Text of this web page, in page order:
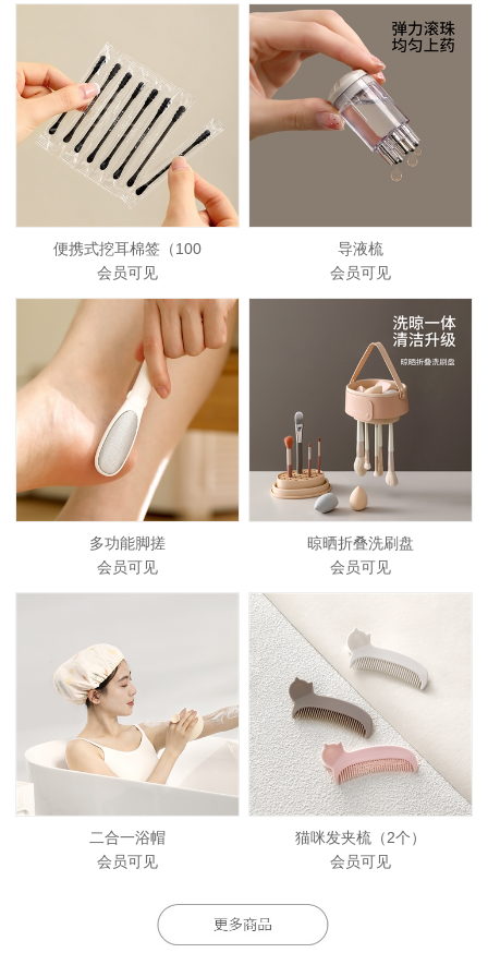
便携式挖耳棉签（100
会员可见
导液梳
会员可见
多功能脚搓
会员可见
晾晒折叠洗刷盘
会员可见
二合一浴帽
会员可见
猫咪发夹梳（2个）
会员可见